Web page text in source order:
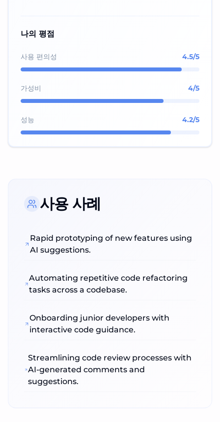
나의 평점
사용 편의성 4.5/5
가성비 4/5
성능 4.2/5
사용 사례
Rapid prototyping of new features using
AI suggestions.
Automating repetitive code refactoring
tasks across a codebase.
Onboarding junior developers with
interactive code guidance.
Streamlining code review processes with
AI‑generated comments and
suggestions.